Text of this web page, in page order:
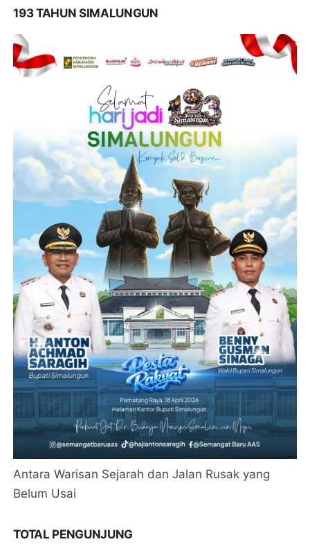
193 TAHUN SIMALUNGUN
Antara Warisan Sejarah dan Jalan Rusak yang
Belum Usai
TOTAL PENGUNJUNG